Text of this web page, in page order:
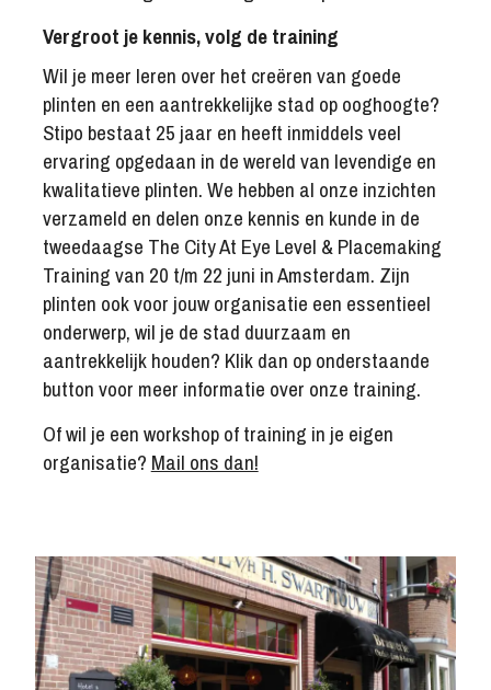
NL ENITEL
Bank: IBAN NL 59 INGB 0006853075
BTW-nr: NL857161313B01
Kamer van Koophandel: 67752209
Vergroot je kennis, volg de training
Wil je meer leren over het creëren van goede
plinten en een aantrekkelijke stad op ooghoogte?
Stipo bestaat 25 jaar en heeft inmiddels veel
ervaring opgedaan in de wereld van levendige en
kwalitatieve plinten. We hebben al onze inzichten
verzameld en delen onze kennis en kunde in de
tweedaagse The City At Eye Level & Placemaking
Training van 20 t/m 22 juni in Amsterdam. Zijn
plinten ook voor jouw organisatie een essentieel
onderwerp, wil je de stad duurzaam en
aantrekkelijk houden? Klik dan op onderstaande
button voor meer informatie over onze training.
Of wil je een workshop of training in je eigen
organisatie? Mail ons dan!